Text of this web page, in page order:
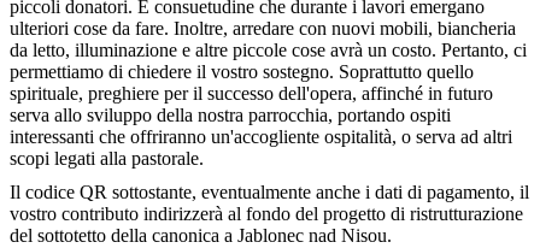
piccoli donatori. È consuetudine che durante i lavori emergano
ulteriori cose da fare. Inoltre, arredare con nuovi mobili, biancheria
da letto, illuminazione e altre piccole cose avrà un costo. Pertanto, ci
permettiamo di chiedere il vostro sostegno. Soprattutto quello
spirituale, preghiere per il successo dell'opera, affinché in futuro
serva allo sviluppo della nostra parrocchia, portando ospiti
interessanti che offriranno un'accogliente ospitalità, o serva ad altri
scopi legati alla pastorale.
Il codice QR sottostante, eventualmente anche i dati di pagamento, il
vostro contributo indirizzerà al fondo del progetto di ristrutturazione
del sottotetto della canonica a Jablonec nad Nisou.